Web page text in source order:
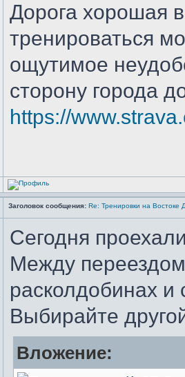
Дорога хорошая
тренироваться
ощутимое
сторону города
https://
Заголовок сообщения: Re: Тренировки на
Сегодня
Между
расколдобинах
Выбирайте
Вложение: